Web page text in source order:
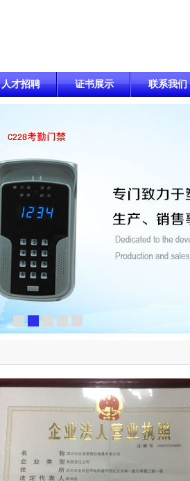
人才招聘 证书展示 联系我们